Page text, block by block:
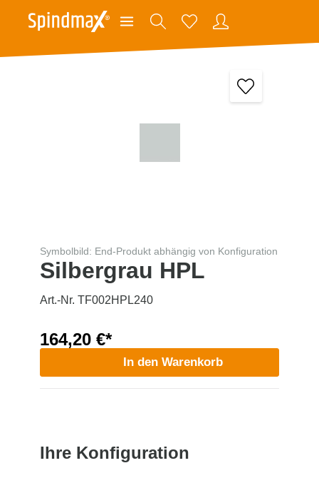
Symbolbild: End-Produkt abhängig von Konfiguration
Silbergrau HPL
Art.-Nr. TF002HPL240
164,20 €*
In den Warenkorb
Ihre Konfiguration